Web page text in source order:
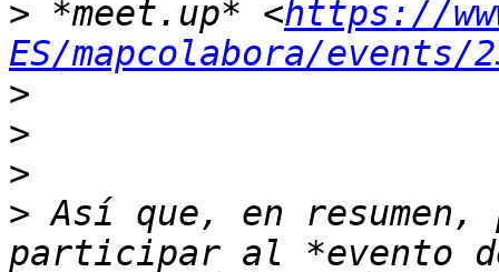
> *meet.up* <https://
ES/mapcolabora/events/
>
>
>
> Así que, en